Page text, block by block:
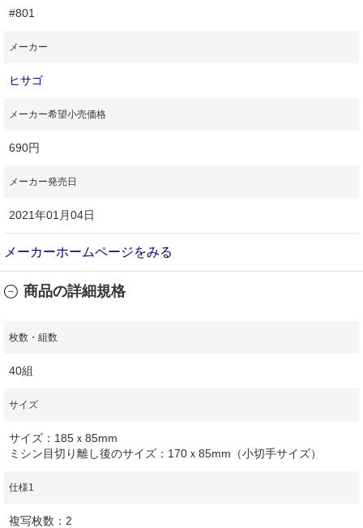
#801
メーカー
ヒサゴ
メーカー希望小売価格
690円
メーカー発売日
2021年01月04日
メーカーホームページをみる
商品の詳細規格
枚数・組数
40組
サイズ
サイズ：185ｘ85mm
ミシン目切り離し後のサイズ：170ｘ85mm（小切手サイズ）
仕様1
複写枚数：2